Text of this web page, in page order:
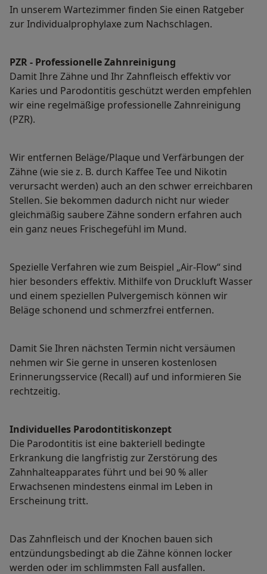
In unserem Wartezimmer finden Sie einen Ratgeber
zur Individualprophylaxe zum Nachschlagen.
PZR - Professionelle Zahnreinigung
Damit Ihre Zähne und Ihr Zahnfleisch effektiv vor
Karies und Parodontitis geschützt werden empfehlen
wir eine regelmäßige professionelle Zahnreinigung
(PZR).
Wir entfernen Beläge/Plaque und Verfärbungen der
Zähne (wie sie z. B. durch Kaffee Tee und Nikotin
verursacht werden) auch an den schwer erreichbaren
Stellen. Sie bekommen dadurch nicht nur wieder
gleichmäßig saubere Zähne sondern erfahren auch
ein ganz neues Frischegefühl im Mund.
Spezielle Verfahren wie zum Beispiel „Air-Flow“ sind
hier besonders effektiv. Mithilfe von Druckluft Wasser
und einem speziellen Pulvergemisch können wir
Beläge schonend und schmerzfrei entfernen.
Damit Sie Ihren nächsten Termin nicht versäumen
nehmen wir Sie gerne in unseren kostenlosen
Erinnerungsservice (Recall) auf und informieren Sie
rechtzeitig.
Individuelles Parodontitiskonzept
Die Parodontitis ist eine bakteriell bedingte
Erkrankung die langfristig zur Zerstörung des
Zahnhalteapparates führt und bei 90 % aller
Erwachsenen mindestens einmal im Leben in
Erscheinung tritt.
Das Zahnfleisch und der Knochen bauen sich
entzündungsbedingt ab die Zähne können locker
werden oder im schlimmsten Fall ausfallen.